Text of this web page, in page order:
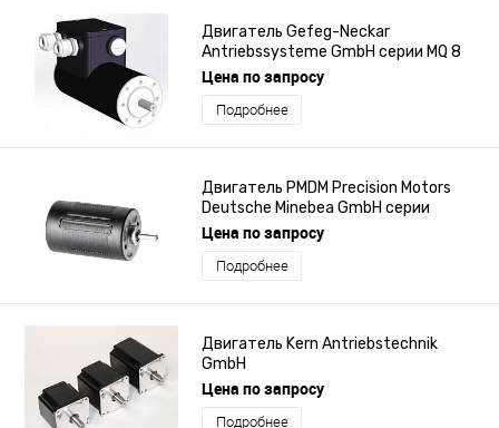
Двигатель Gefeg-Neckar
Antriebssysteme GmbH серии MQ 8
Цена по запросу
Подробнее
Двигатель PMDM Precision Motors
Deutsche Minebea GmbH серии
24P24A
Цена по запросу
Подробнее
Двигатель Kern Antriebstechnik
GmbH
Цена по запросу
Подробнее